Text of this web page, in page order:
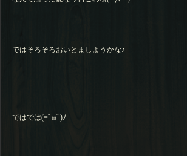
ではそろそろおいとましようかな♪
ではでは(=ﾟωﾟ)ﾉ